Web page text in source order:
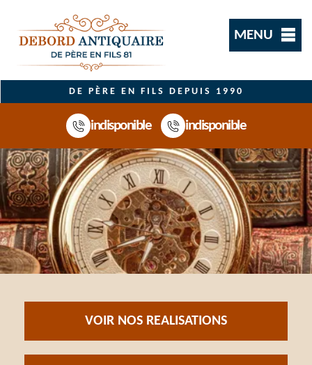
MENU
DE PÈRE EN FILS DEPUIS 1990
indisponible indisponible
VOIR NOS REALISATIONS